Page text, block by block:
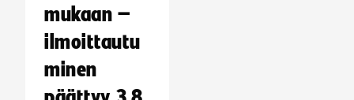
mukaan –
ilmoittautu
minen